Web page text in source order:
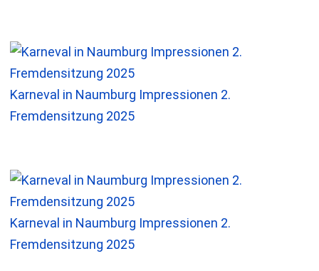
Karneval in Naumburg Impressionen 2.
Fremdensitzung 2025
Karneval in Naumburg Impressionen 2.
Fremdensitzung 2025